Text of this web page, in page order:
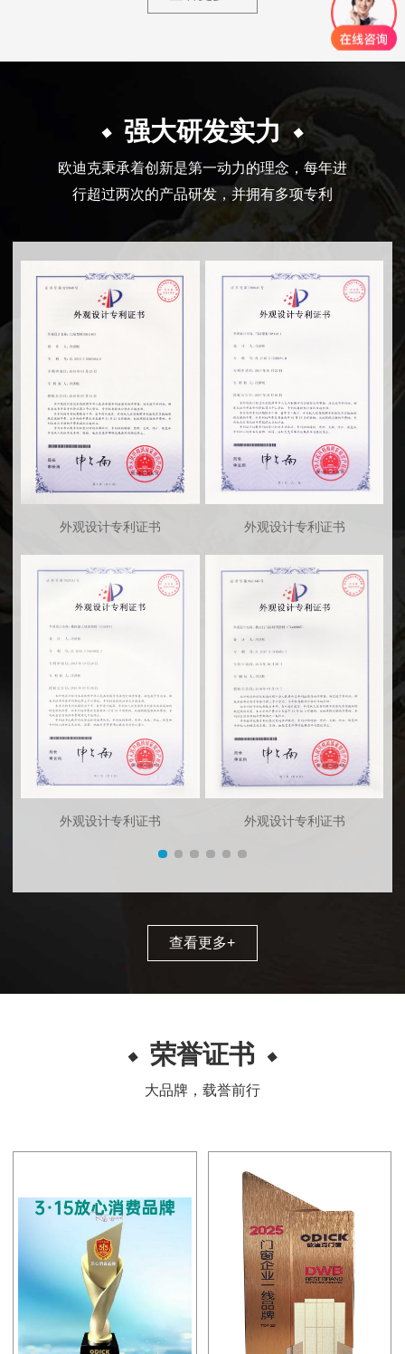
强大研发实力
欧迪克秉承着创新是第一动力的理念，每年进
行超过两次的产品研发，并拥有多项专利
外观设计专利证书 外观设计专利证书
外观设计专利证书 外观设计专利证书
查看更多+
荣誉证书
大品牌，载誉前行